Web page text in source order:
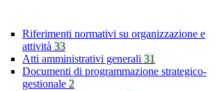
Riferimenti normativi su organizzazione e
attività 33
Atti amministrativi generali 31
Documenti di programmazione strategico-
gestionale 2